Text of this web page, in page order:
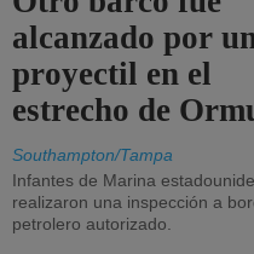
alcanzado por
proyectil en el
estrecho de
Southampton/Tampa
Infantes de Marina
realizaron una inspección a
petrolero autorizado.